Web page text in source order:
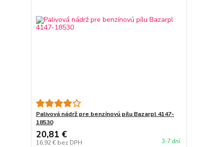
Palivová nádrž pre benzínovú pílu Bazarpl 4147-
18530
20,81 €
16,92 € bez DPH 3-7 dní